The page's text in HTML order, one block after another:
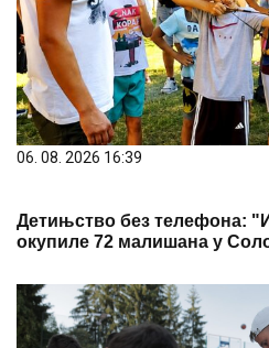
06. 08. 2026 16:39
Детињство без телефона:
окупиле 72 малишана у